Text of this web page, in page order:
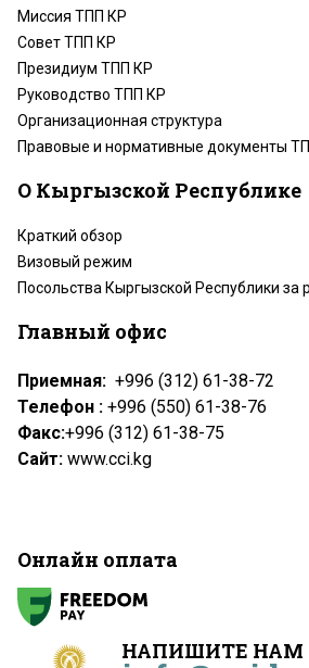
НАПИШИТЕ НАМ
Миссия ТПП КР
Совет ТПП КР
Президиум ТПП КР
Руководство ТПП КР
Организационная структура
Правовые и нормативные документы
О Кыргызской Республике
Краткий обзор
Визовый режим
Посольства Кыргызской Республики за
Главный офис
Приемная: +996 (312) 61-38-72
Телефон : +996 (550) 61-38-76
Факс:+996 (312) 61-38-75
Сайт: www.cci.kg
Онлайн оплата